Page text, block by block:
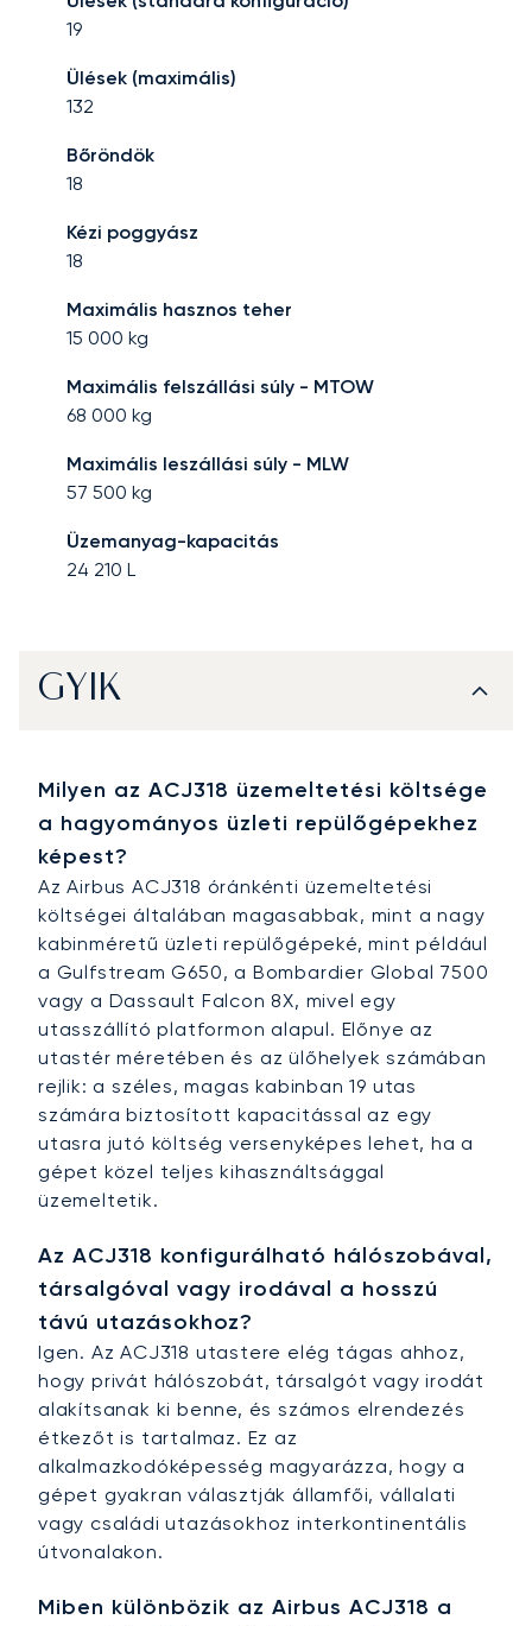
19
Ülések (maximális)
132
Bőröndök
18
Kézi poggyász
18
Maximális hasznos teher
15 000 kg
Maximális felszállási súly - MTOW
68 000 kg
Maximális leszállási súly - MLW
57 500 kg
Üzemanyag-kapacitás
24 210 L
GYIK
Milyen az ACJ318 üzemeltetési költsége
a hagyományos üzleti repülőgépekhez
képest?
Az Airbus ACJ318 óránkénti üzemeltetési
költségei általában magasabbak, mint a nagy
kabinméretű üzleti repülőgépeké, mint például
a Gulfstream G650, a Bombardier Global 7500
vagy a Dassault Falcon 8X, mivel egy
utasszállító platformon alapul. Előnye az
utastér méretében és az ülőhelyek számában
rejlik: a széles, magas kabinban 19 utas
számára biztosított kapacitással az egy
utasra jutó költség versenyképes lehet, ha a
gépet közel teljes kihasználtsággal
üzemeltetik.
Az ACJ318 konfigurálható hálószobával,
társalgóval vagy irodával a hosszú
távú utazásokhoz?
Igen. Az ACJ318 utastere elég tágas ahhoz,
hogy privát hálószobát, társalgót vagy irodát
alakítsanak ki benne, és számos elrendezés
étkezőt is tartalmaz. Ez az
alkalmazkodóképesség magyarázza, hogy a
gépet gyakran választják államfői, vállalati
vagy családi utazásokhoz interkontinentális
útvonalakon.
Miben különbözik az Airbus ACJ318 a